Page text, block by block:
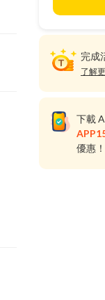
完成
了解
下載
優惠！